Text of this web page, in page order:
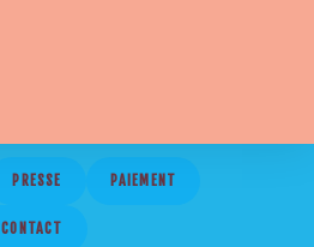
PRESSE PAIEMENT
CONTACT